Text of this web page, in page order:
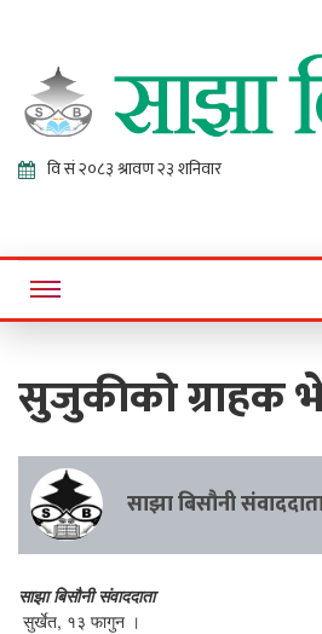
Sajha
Online News Portal
सुजुकीको ग्राहक
साझा बिसौनी
साझा बिसौनी संवाददाता
सुर्खेत, १३ फागुन ।